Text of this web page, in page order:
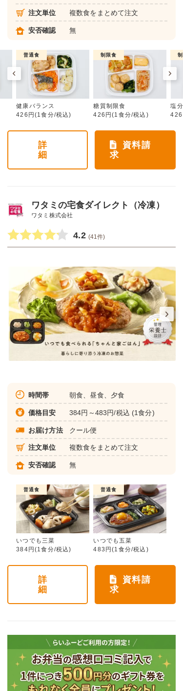
注文単位 複数食をまとめて注文
安否確認 無
普通食
健康バランス
426円(1食分/税込)
制限食
糖質制限食
426円(1食分/税込)
塩
詳
細
資料請
求
ワタミの宅食ダイレクト（冷凍）
ワタミ株式会社
4.2 (41件)
時間帯 朝食、昼食、夕食
価格目安 384円～483円/税込 (1食分)
お届け方法 クール便
注文単位 複数食をまとめて注文
安否確認 無
普通食
いつでも三菜
384円(1食分/税込)
普通食
いつでも五菜
483円(1食分/税込)
詳
細
資料請
求